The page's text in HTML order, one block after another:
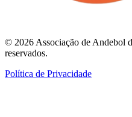
© 2026 Associação de Andebol
reservados.
Política de Privacidade